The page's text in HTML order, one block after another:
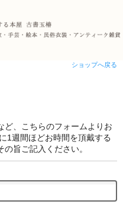
ショップへ戻る
ど、こちらのフォームよりお
1週間ほどお時間を頂戴する
旨ご記入ください。